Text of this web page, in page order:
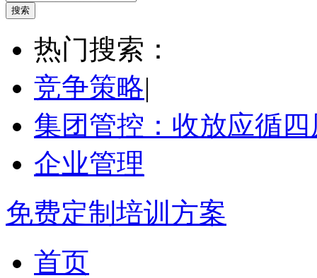
热门搜索：
竞争策略|
集团管控：收放应循四
企业管理
免费定制培训方案
首页